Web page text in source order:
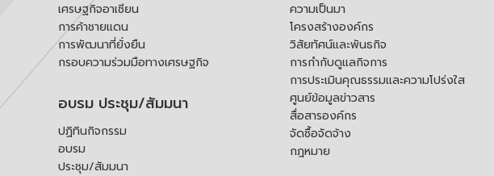
เศรษฐกิจอาเซียน
การค้าชายแดน
การพัฒนาที่ยั่งยืน
กรอบความร่วมมือทางเศรษฐกิจ
อบรม ประชุม/สัมมนา
ปฏิทินกิจกรรม
อบรม
ประชุม/สัมมนา
ความเป็นมา
โครงสร้างองค์กร
วิสัยทัศน์และพันธกิจ
การกำกับดูแลกิจการ
การประเมินคุณธรรมและความโปร่งใส
ศูนย์ข้อมูลข่าวสาร
สื่อสารองค์กร
จัดซื้อจัดจ้าง
กฎหมาย